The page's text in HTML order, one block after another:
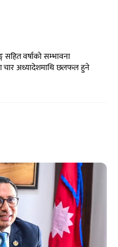
वर्षाको सम्भावना
चार अध्यादेशमाथि छलफल हुने